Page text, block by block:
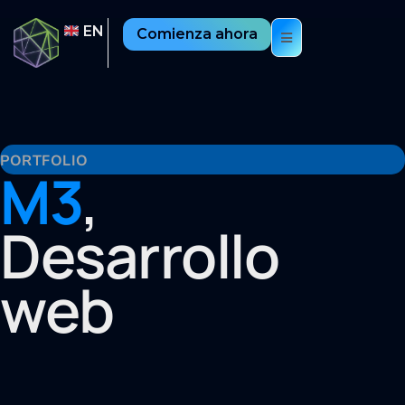
Comienza ahora
EN
PORTFOLIO
M3,
Desarrollo
web